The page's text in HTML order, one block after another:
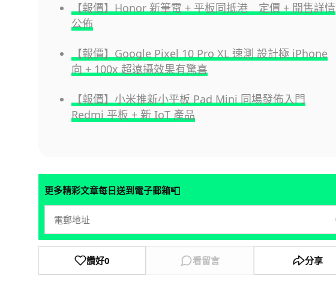
【報價】Honor 新筆電 + 平板同抵港 定價 + 開售詳情
公佈
【報價】Google Pixel 10 Pro XL 速測 設計極 iPhone
向 + 100x 超遠攝效果有驚喜
【報價】小米推新小平板 Pad Mini 同場發佈入門
Redmi 平板 + 新 IoT 產品
更多精彩文章每日送到電子郵箱📮
讚好0 看留言 分享